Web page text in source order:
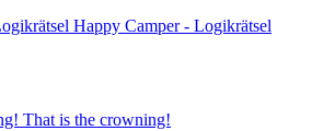
Happy Camper - Logikrätsel
That is the crowning!